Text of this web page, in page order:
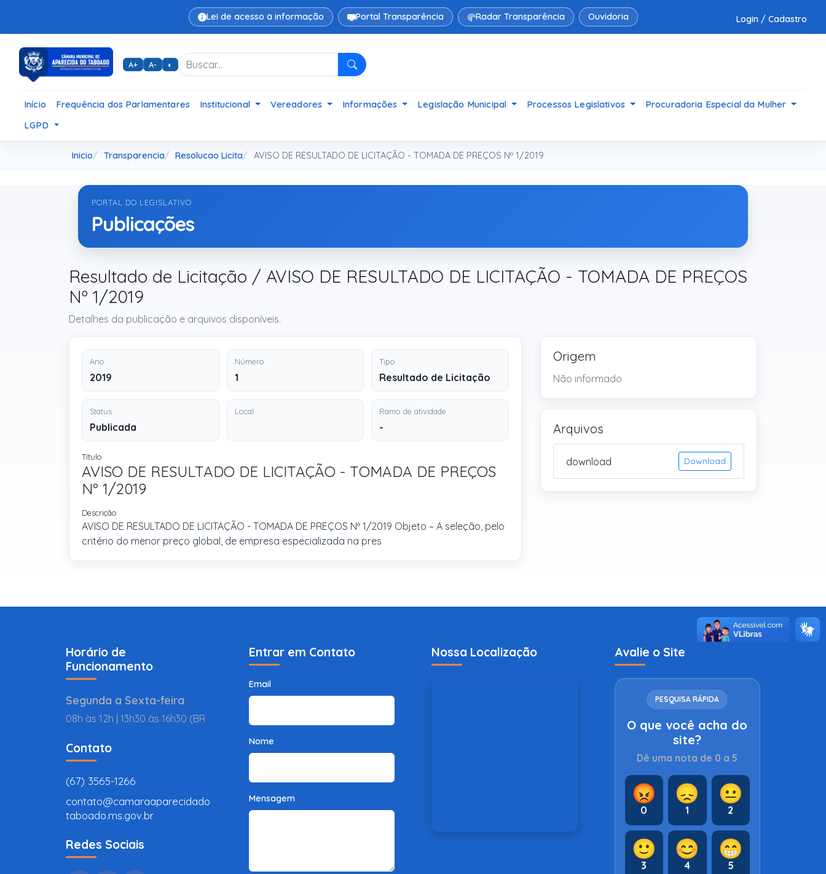
Lei de acesso à informação Portal Transparência Radar Transparência Ouvidoria Login / Cadastro
A+ A- ◐
Pesquisar
Início Frequência dos Parlamentares Institucional Vereadores Informações Legislação Municipal Processos Legislativos
Procuradoria Especial da Mulher
LGPD
Inicio Transparencia Resolucao Licita AVISO DE RESULTADO DE LICITAÇÃO - TOMADA DE PREÇOS Nº 1/2019
PORTAL DO LEGISLATIVO
Publicações
Resultado de Licitação / AVISO DE RESULTADO DE LICITAÇÃO - TOMADA DE PREÇOS
Nº 1/2019
Detalhes da publicação e arquivos disponíveis.
Ano
2019
Número
1
Tipo
Resultado de Licitação
Status
Publicada
Local Ramo de atividade
-
Título
AVISO DE RESULTADO DE LICITAÇÃO - TOMADA DE PREÇOS
Nº 1/2019
Descrição
AVISO DE RESULTADO DE LICITAÇÃO - TOMADA DE PREÇOS Nº 1/2019 Objeto – A seleção, pelo
critério do menor preço global, de empresa especializada na pres
Origem
Não informado
Arquivos
download Download
Horário de
Funcionamento
Segunda a Sexta-feira
08h às 12h | 13h30 às 16h30 (BR
Contato
(67) 3565-1266
contato@camaraaparecidado
taboado.ms.gov.br
Redes Sociais
Entrar em Contato
Email
Nome
Mensagem
Nossa Localização Avalie o Site
PESQUISA RÁPIDA
O que você acha do
site?
Dê uma nota de 0 a 5
😡
0
😞
1
😐
2
🙂
3
😊
4
😁
5